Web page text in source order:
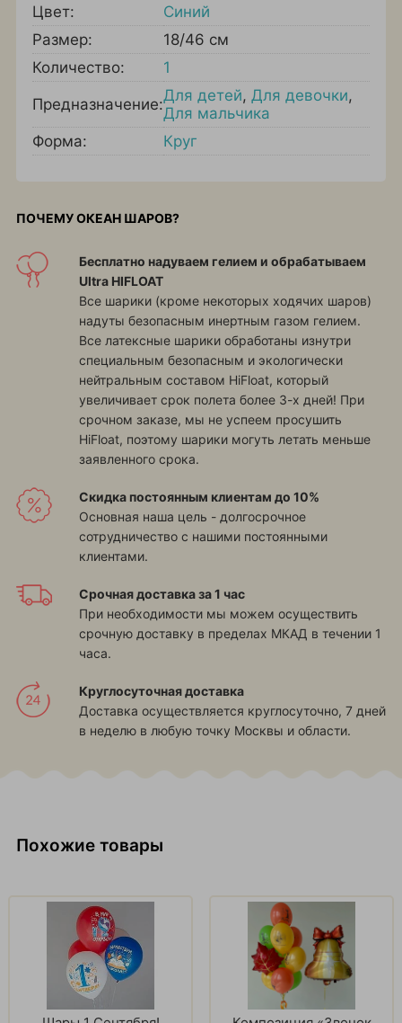
Цвет:
Синий
Размер:
18/46 см
Количество:
1
Предназначение:Для детей, Для девочки,
Для мальчика
Форма:
Круг
ПОЧЕМУ ОКЕАН ШАРОВ?
Бесплатно надуваем гелием и обрабатываем
Ultra HIFLOAT
Все шарики (кроме некоторых ходячих шаров)
надуты безопасным инертным газом гелием.
Все латексные шарики обработаны изнутри
специальным безопасным и экологически
нейтральным составом HiFloat, который
увеличивает срок полета более 3-х дней! При
срочном заказе, мы не успеем просушить
HiFloat, поэтому шарики могуть летать меньше
заявленного срока.
Скидка постоянным клиентам до 10%
Основная наша цель - долгосрочное
сотрудничество с нашими постоянными
клиентами.
Срочная доставка за 1 час
При необходимости мы можем осуществить
срочную доставку в пределах МКАД в течении 1
часа.
Круглосуточная доставка
Доставка осуществляется круглосуточно, 7 дней
в неделю в любую точку Москвы и области.
Похожие товары